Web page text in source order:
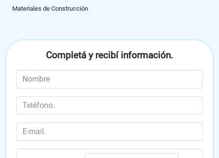
Materiales de Construcción
Módulo 2
Piedra. Mampostería mixta.
Ejecución de la fábrica de piedra labrada.
Resistencia de los materiales.
Completá y recibí información.